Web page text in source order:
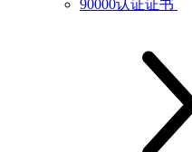
90000认证证书